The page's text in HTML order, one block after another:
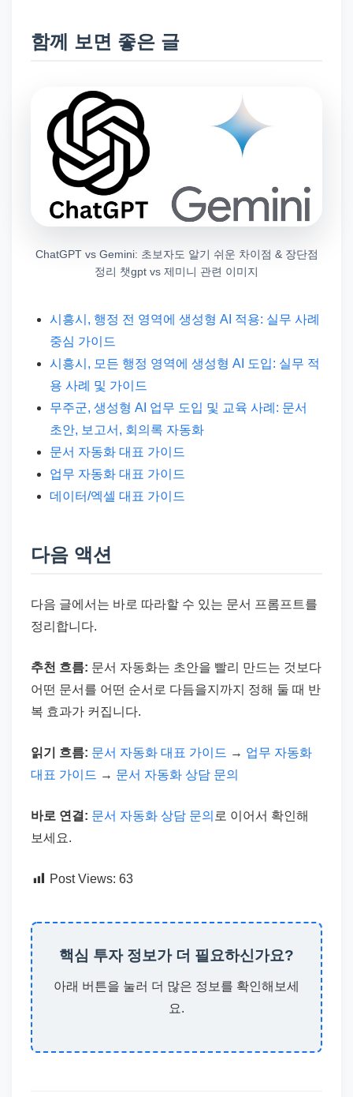
함께 보면 좋은 글
ChatGPT vs Gemini: 초보자도 알기 쉬운 차이점 & 장단점
정리 챗gpt vs 제미니 관련 이미지
시흥시, 행정 전 영역에 생성형 AI 적용: 실무 사례
중심 가이드
시흥시, 모든 행정 영역에 생성형 AI 도입: 실무 적
용 사례 및 가이드
무주군, 생성형 AI 업무 도입 및 교육 사례: 문서
초안, 보고서, 회의록 자동화
문서 자동화 대표 가이드
업무 자동화 대표 가이드
데이터/엑셀 대표 가이드
다음 액션
다음 글에서는 바로 따라할 수 있는 문서 프롬프트를
정리합니다.
추천 흐름: 문서 자동화는 초안을 빨리 만드는 것보다
어떤 문서를 어떤 순서로 다듬을지까지 정해 둘 때 반
복 효과가 커집니다.
읽기 흐름: 문서 자동화 대표 가이드 → 업무 자동화
대표 가이드 → 문서 자동화 상담 문의
바로 연결: 문서 자동화 상담 문의 로 이어서 확인해
보세요.
Post Views: 63
핵심 투자 정보가 더 필요하신가요?
아래 버튼을 눌러 더 많은 정보를 확인해보세
요.